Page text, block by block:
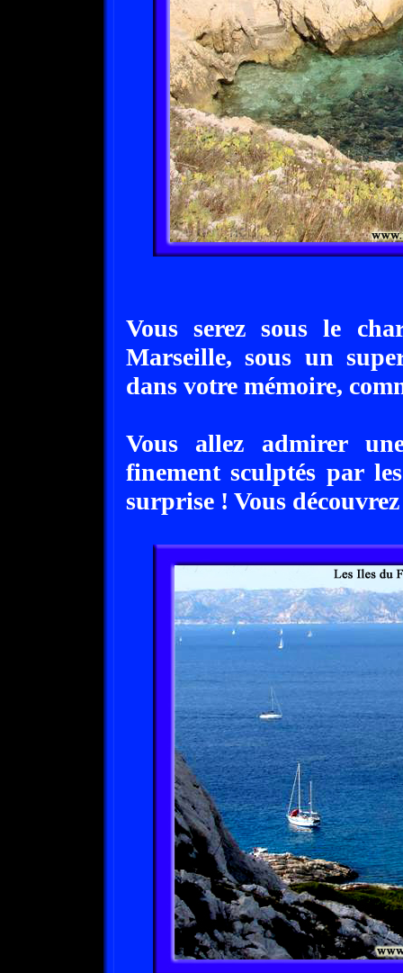
Vous serez sous le
Marseille, sous un
dans votre mémoire,
Vous allez admirer
finement sculptés par
surprise ! Vous